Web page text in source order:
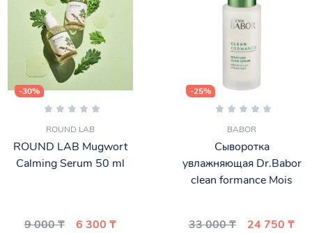
-30%
ROUND LAB
ROUND LAB Mugwort
Calming Serum 50 ml
9 000 ₸ 6 300 ₸
-25%
BABOR
Сыворотка
увлажняющая Dr.Babor
clean formance Mois
33 000 ₸ 24 750 ₸